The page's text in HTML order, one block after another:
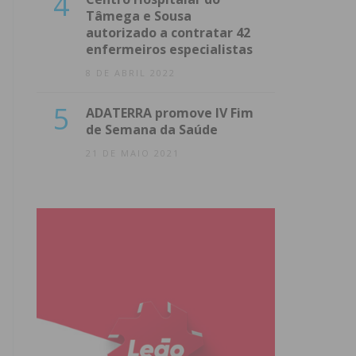
Tâmega e Sousa
autorizado a contratar 42
enfermeiros especialistas
8 DE ABRIL 2022
5
ADATERRA promove IV Fim
de Semana da Saúde
21 DE MAIO 2021